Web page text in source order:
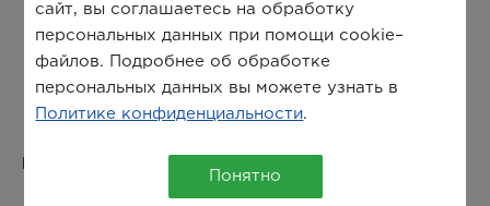
Выберите в окне калькулятора металл:
сайт, вы соглашаетесь на обработку
персональных данных при помощи cookie–
файлов. Подробнее об обработке
персональных данных вы можете узнать в
Политике конфиденциальности.
Понятно